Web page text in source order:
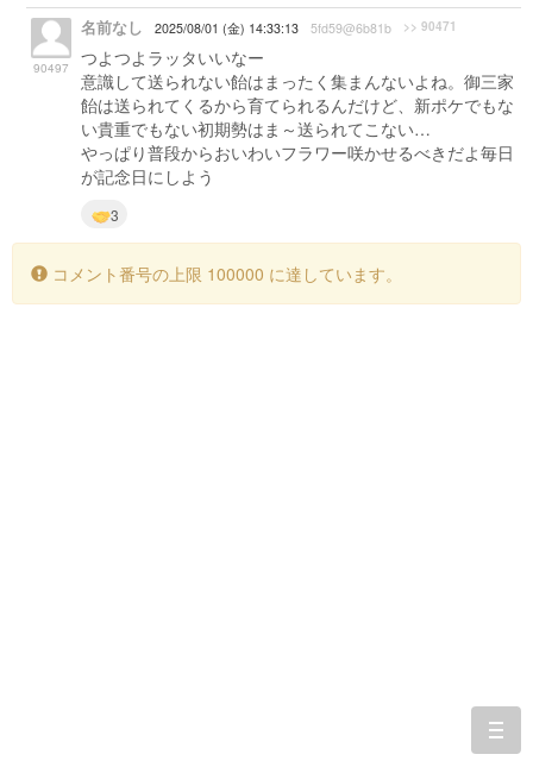
90497
名前なし 2025/08/01 (金) 14:33:13 5fd59@6b81b >> 90471
つよつよラッタいいなー
意識して送られない飴はまったく集まんないよね。御三家
飴は送られてくるから育てられるんだけど、新ポケでもな
い貴重でもない初期勢はま～送られてこない…
やっぱり普段からおいわいフラワー咲かせるべきだよ毎日
が記念日にしよう
3
コメント番号の上限 100000 に達しています。